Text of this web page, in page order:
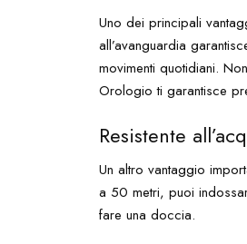
Uno dei principali
all’avanguardia
movimenti quotidiani.
Orologio ti garantisce
Resistente
Un altro vantaggio
a 50 metri, puoi
fare una doccia.